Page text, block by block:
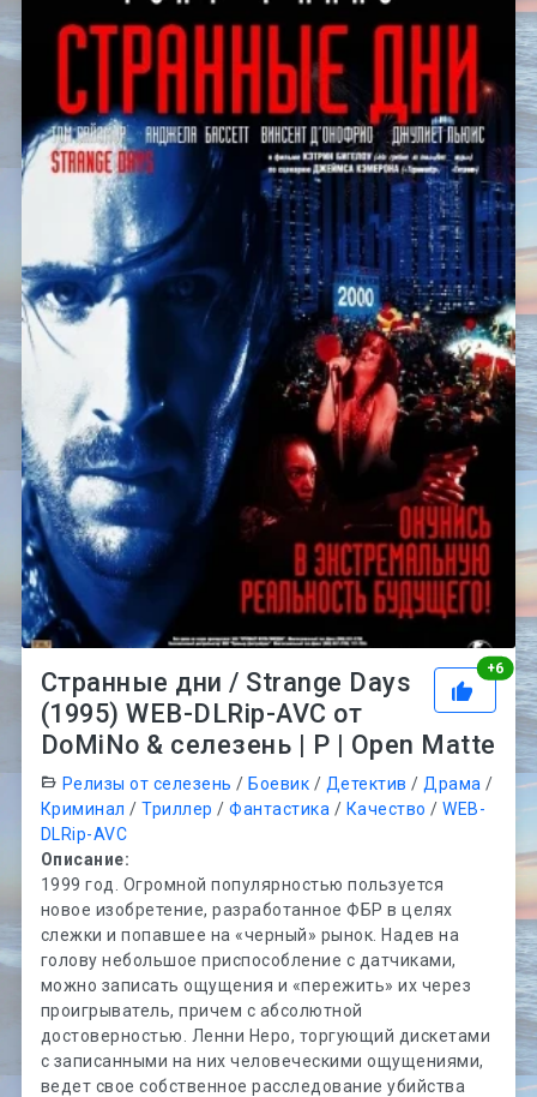
+6
Странные дни / Strange Days
(1995) WEB-DLRip-AVC от
DoMiNo & селезень | P | Open Matte
Релизы от селезень / Боевик / Детектив / Драма /
Криминал /Триллер /Фантастика / Качество /WEB-
DLRip-AVC
Описание:
1999 год. Огромной популярностью пользуется
новое изобретение, разработанное ФБР в целях
слежки и попавшее на «черный» рынок. Надев на
голову небольшое приспособление с датчиками,
можно записать ощущения и «пережить» их через
проигрыватель, причем с абсолютной
достоверностью. Ленни Неро, торгующий дискетами
с записанными на них человеческими ощущениями,
ведет свое собственное расследование убийства